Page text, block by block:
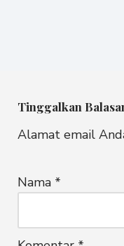
Tinggalkan
Alamat email
Nama *